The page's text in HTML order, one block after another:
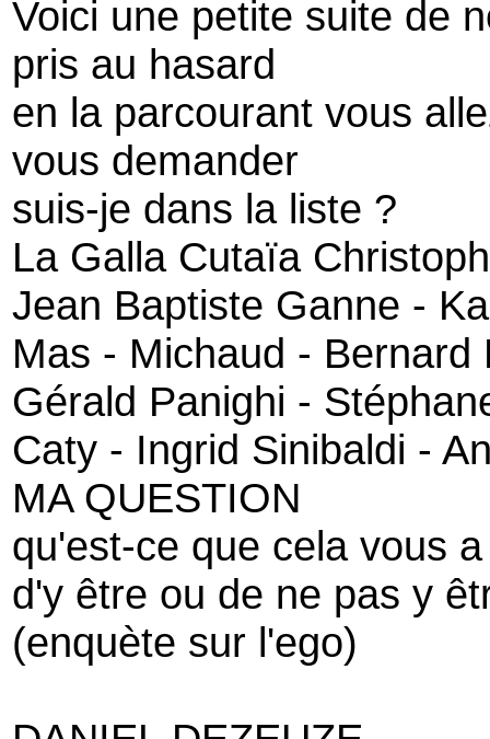
Voici une petite suite de
pris au hasard
en la parcourant vous
vous demander
suis-je dans la liste ?
La Galla Cutaïa
Jean Baptiste Ganne -
Mas - Michaud -
Gérald Panighi -
Caty - Ingrid Sinibaldi -
MA QUESTION
qu'est-ce que cela vous
d'y être ou de ne pas y
(enquète sur l'ego)